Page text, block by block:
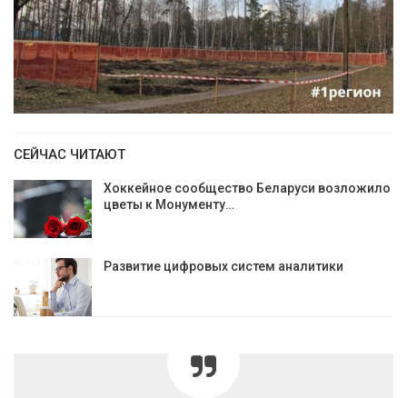
СЕЙЧАС ЧИТАЮТ
Хоккейное сообщество Беларуси возложило
цветы к Монументу…
Развитие цифровых систем аналитики